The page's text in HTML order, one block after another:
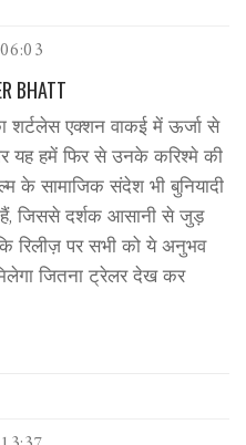
BHATT
शर्टलेस एक्शन वाकई में ऊर्जा से
यह हमें फिर से उनके करिश्मे की
के सामाजिक संदेश भी बुनियादी
जिससे दर्शक आसानी से जुड़
पर सभी को ये अनुभव
जितना ट्रेलर देख कर